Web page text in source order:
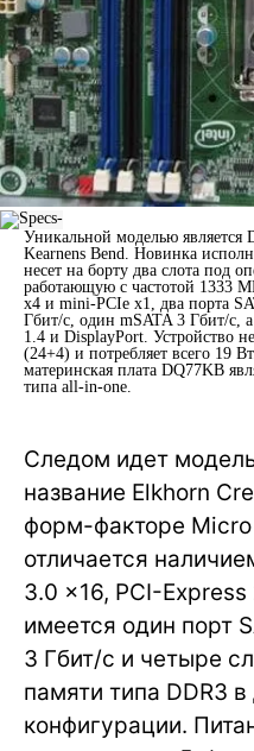
Уникальной моделью является
Kearnens Bend. Новинка
несет на борту два слота под
работающую с частотой 1333
x4 и mini-PCIe x1, два порта
Гбит/с, один mSATA 3 Гбит/с,
1.4 и DisplayPort. Устройство
(24+4) и потребляет всего 19
материнская плата DQ77KB
типа all-in-one.
Следом идет
название Elkhorn
форм-факторе Micro
отличается
3.0 x16, PCI-
имеется один порт
3 Гбит/с и четыре
памяти типа DDR3
конфигурации.